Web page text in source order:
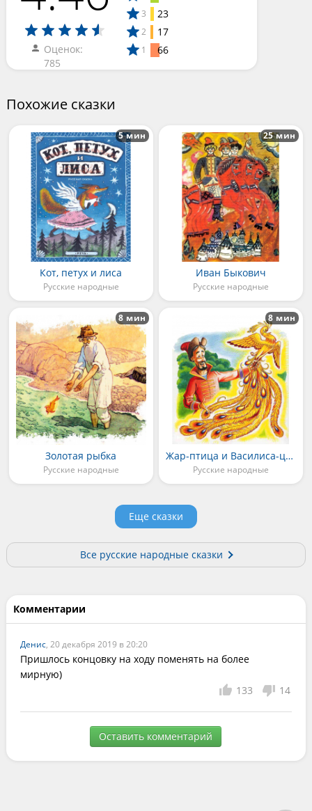
Оценок:
785
3 23
2 17
1 66
Похожие сказки
Кот, петух и лиса
Русские народные
5 мин
Иван Быкович
Русские народные
25 мин
Золотая рыбка
Русские народные
8 мин
Жар-птица и Василиса-царевна
Русские народные
8 мин
Еще сказки
Все русские народные сказки
Комментарии
Денис, 20 декабря 2019 в 20:20
Пришлось концовку на ходу поменять на более
мирную)
133
14
Оставить комментарий